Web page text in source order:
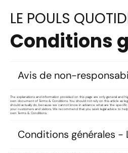
Conditions
LE POULS
Avis de non-
The explanations and information provided on this page are only general and
own document of Terms & Conditions. You should not rely on this article as
should actually do, because we cannot know in advance what are the
your customers and visitors. We recommend that you seek legal advice to
own Terms & Conditions.
Conditions générales -